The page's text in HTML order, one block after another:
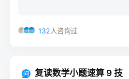
132人咨询过
复读数学小题速算 9 技